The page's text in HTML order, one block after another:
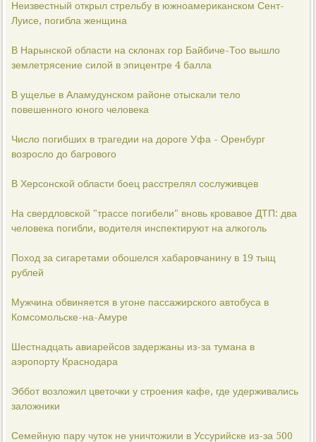
Неизвестный открыл стрельбу в южноамериканском Сент-
Луисе, погибла женщина
В Нарынской области на склонах гор Байбиче-Тоо вышло
землетрясение силой в эпицентре 4 балла
В ущелье в Аламудунском районе отыскали тело
повешенного юного человека
Число погибших в трагедии на дороге Уфа - Оренбург
возросло до багрового
В Херсонской области боец расстрелял сослуживцев
На свердловской "трассе погибели" вновь кровавое ДТП: два
человека погибли, водителя инспектируют на алкоголь
Поход за сигаретами обошелся хабаровчанину в 19 тыщ
рублей
Мужчина обвиняется в угоне пассажирского автобуса в
Комсомольске-на-Амуре
Шестнадцать авиарейсов задержаны из-за тумана в
аэропорту Краснодара
Эббот возложил цветочки у строения кафе, где удерживались
заложники
Семейную пару чуток не уничтожили в Уссурийске из-за 500